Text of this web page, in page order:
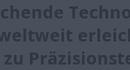
weltweit